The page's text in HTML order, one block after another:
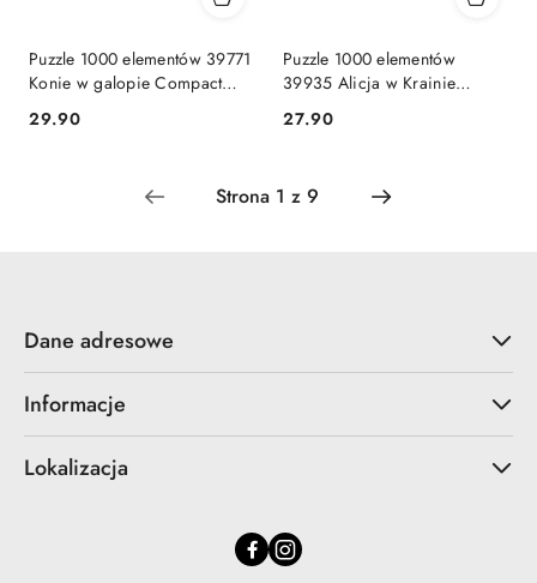
Puzzle 1000 elementów 39771
Konie w galopie Compact
Cena:
29.90
Puzzle 1000 elementów
39935 Alicja w Krainie
Cena:
27.90
Dane adresowe
Informacje
Lokalizacja